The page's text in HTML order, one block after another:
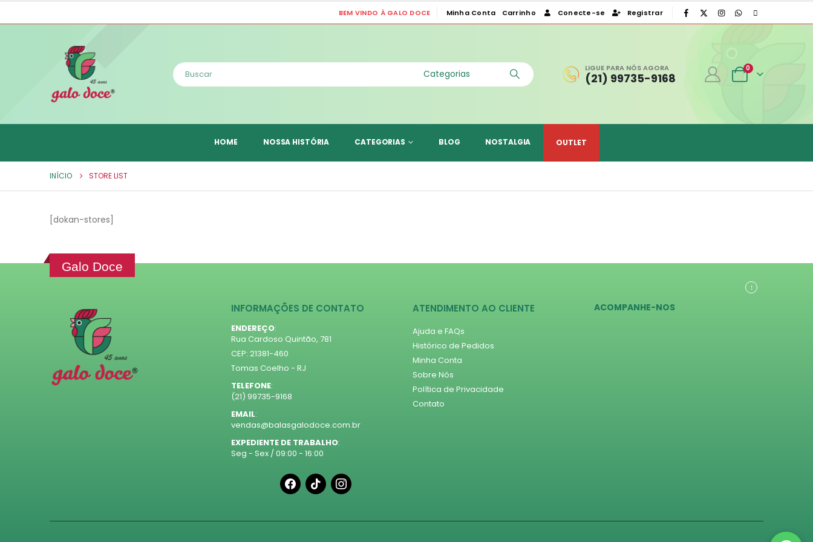
BEM VINDO À GALO DOCE Minha Conta Carrinho Conecte-se Registrar
LIGUE PARA NÓS AGORA
(21) 99735-9168
0
HOME NOSSA HISTÓRIA CATEGORIAS BLOG NOSTALGIA OUTLET
INÍCIO STORE LIST
[dokan-stores]
Galo Doce
INFORMAÇÕES DE CONTATO
ENDEREÇO:
Rua Cardoso Quintão, 781
CEP: 21381-460
Tomas Coelho - RJ
TELEFONE:
(21) 99735-9168
EMAIL:
vendas@balasgalodoce.com.br
EXPEDIENTE DE TRABALHO:
Seg - Sex / 09:00 - 16:00
facebook
tiktok instagram
ATENDIMENTO AO CLIENTE
Ajuda e FAQs
Histórico de Pedidos
Minha Conta
Sobre Nós
Política de Privacidade
Contato
ACOMPANHE-NOS